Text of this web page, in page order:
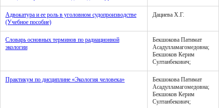
Адвокатура и ее роль в уголовном судопроизводстве
(Учебное пособие)
Дациева Х.Г.
Словарь основных терминов по радиационной
экологии
Бекшокова Патимат
Асадулламагомедовна;
Бекшоков Керим
Султанбекович;
Практикум по дисциплине «Экология человека»
Бекшокова Патимат
Асадулламагомедовна;
Бекшоков Керим
Султанбекович;